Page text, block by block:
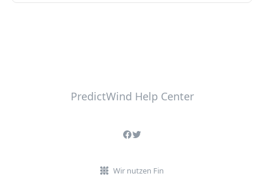
PredictWind Help Center
Wir nutzen Fin